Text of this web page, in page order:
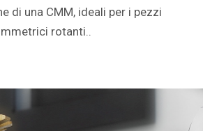
di una CMM, ideali per i pezzi
rotanti..